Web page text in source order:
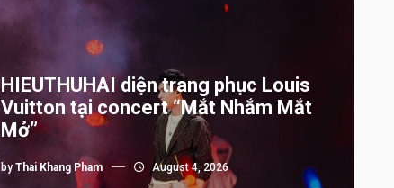
HIEUTHUHAI diện trang phục Louis
Vuitton tại concert “Mắt Nhắm Mắt
Mở”
byThai Khang Pham August 4, 2026